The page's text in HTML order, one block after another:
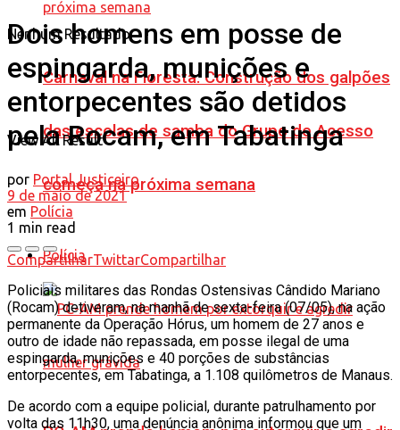
Carnaval na Floresta: Construção dos galpões
das escolas de samba do Grupo de Acesso
começa na próxima semana
Polícia
Nenhum Resultado
View All Result
Dois homens em posse de
espingarda, munições e
entorpecentes são detidos
pela Rocam, em Tabatinga
por Portal Justiceiro
9 de maio de 2021
em Polícia
1 min read
CompartilharTwittarCompartilhar
Policiais militares das Rondas Ostensivas Cândido Mariano
(Rocam) detiveram, na manhã de sexta-feira (07/05), na ação
permanente da Operação Hórus, um homem de 27 anos e
outro de idade não repassada, em posse ilegal de uma
espingarda, munições e 40 porções de substâncias
entorpecentes, em Tabatinga, a 1.108 quilômetros de Manaus.
De acordo com a equipe policial, durante patrulhamento por
volta das 11h30, uma denúncia anônima informou que um